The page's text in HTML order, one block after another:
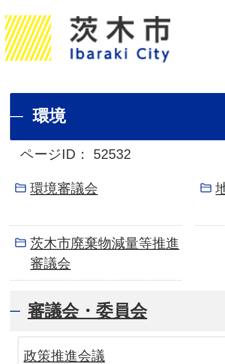
環境
ページID： 52532
環境審議会
茨木市廃棄物減量等推進
審議会
審議会・委員会
政策推進会議